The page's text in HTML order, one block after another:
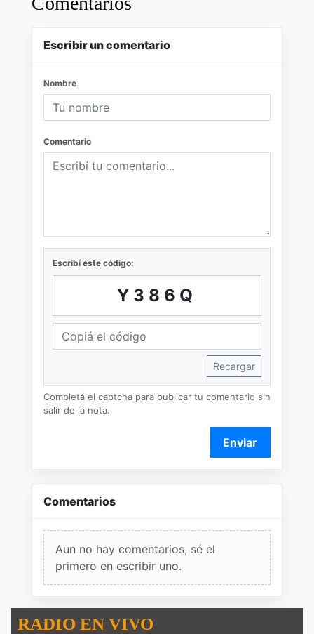
Escribir un comentario
Nombre
Comentario
Escribí este código:
Y386Q
Recargar
Completá el captcha para publicar tu comentario sin
salir de la nota.
Enviar
Comentarios
Aun no hay comentarios, sé el
primero en escribir uno.
RADIO EN VIVO